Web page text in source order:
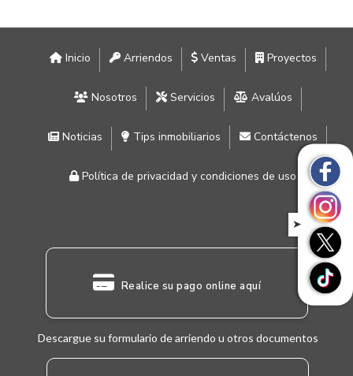
Inicio Arriendos Ventas Proyectos
Nosotros Servicios Avalúos
Noticias Tips inmobiliarios Contáctenos
Política de privacidad y condiciones de uso
Realice su pago online aquí
Descargue su formulario de arriendo u otros documentos
➤